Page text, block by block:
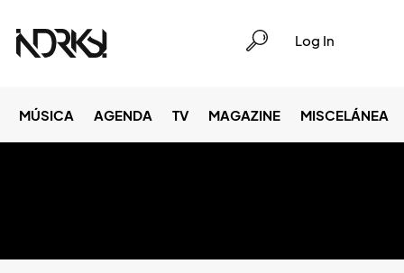
Log In
MÚSICA AGENDA TV MAGAZINE MISCELÁNEA